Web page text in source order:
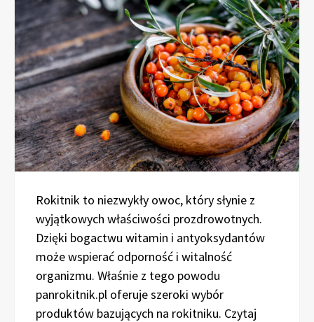
Rokitnik to niezwykły owoc, który słynie z
wyjątkowych właściwości prozdrowotnych.
Dzięki bogactwu witamin i antyoksydantów
może wspierać odporność i witalność
organizmu. Właśnie z tego powodu
panrokitnik.pl oferuje szeroki wybór
produktów bazujących na rokitniku. Czytaj